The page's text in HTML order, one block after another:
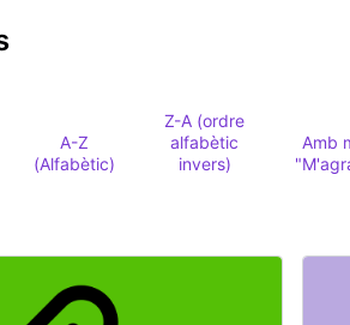
A-Z
(Alfabètic)
Z-A (ordre
alfabètic
invers)
Amb